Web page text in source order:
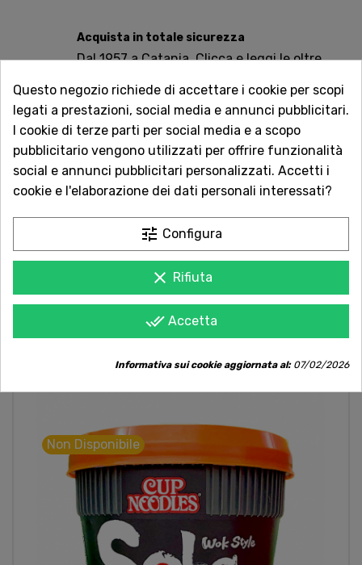
Acquista in totale sicurezza
Dal 1957 a Catania. Clicca e leggi le oltre
Spedizioni rapide
Consegna in tutta Italia in 5 giorni
dall'ordine
Servizio Clienti sempre con te
qualsiasi informazione.
POTREBBE PIACERTI ANCHE
Non Disponibile
Questo negozio richiede di accettare i cookie per scopi
legati a prestazioni, social media e annunci pubblicitari.
I cookie di terze parti per social media e a scopo
pubblicitario vengono utilizzati per offrire funzionalità
social e annunci pubblicitari personalizzati. Accetti i
cookie e l'elaborazione dei dati personali interessati?
tune Configura
clear Rifiuta
done_all Accetta
Informativa sui cookie aggiornata al:07/02/2026